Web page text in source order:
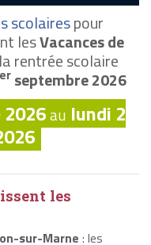
scolairespour
lesVacances de
rentrée scolaire
er septembre 2026
au lundi 2
les
sur-Marne : les